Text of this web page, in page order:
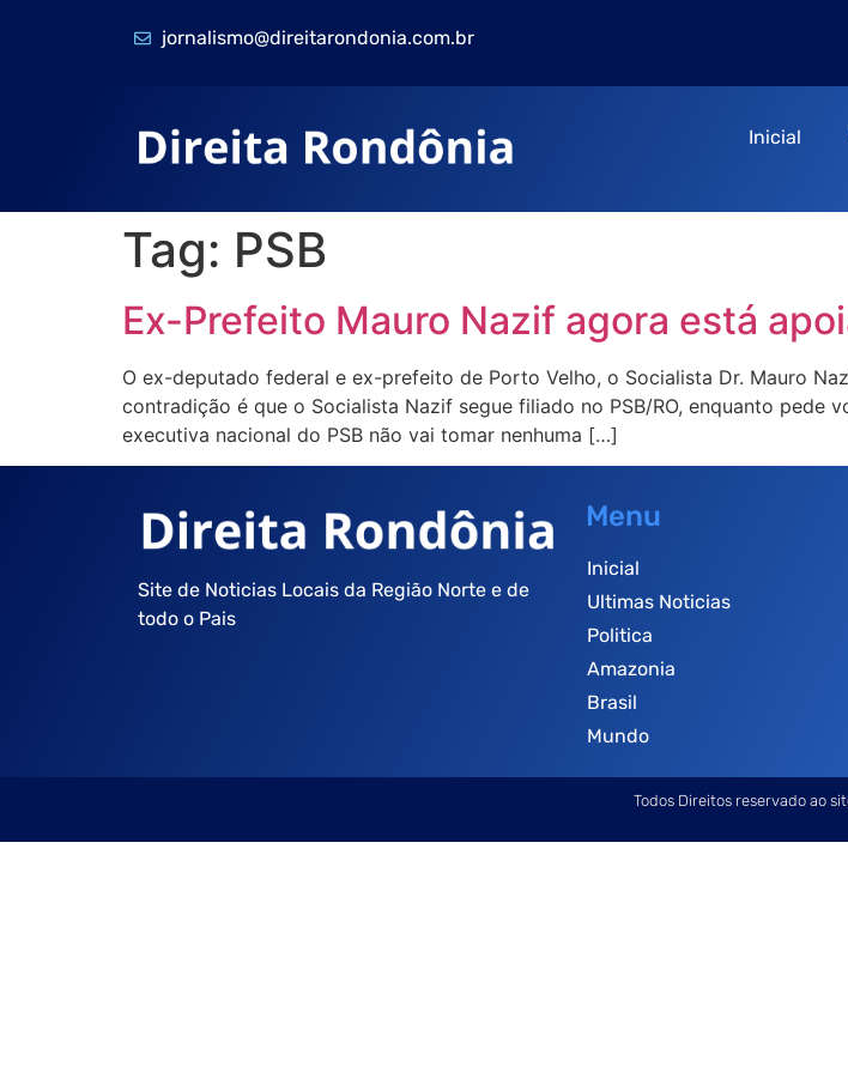
jornalismo@direitarondonia.com.br
Inicial
Tag: PSB
Ex-Prefeito Mauro Nazif agora está
O ex-deputado federal e ex-prefeito de Porto Velho, o Socialista Dr. Mauro
contradição é que o Socialista Nazif segue filiado no PSB/RO, enquanto pede
executiva nacional do PSB não vai tomar nenhuma […]
Site de Noticias Locais da Região Norte e de
todo o Pais
Menu
Inicial
Ultimas Noticias
Politica
Amazonia
Brasil
Mundo
Todos Direitos reservado ao